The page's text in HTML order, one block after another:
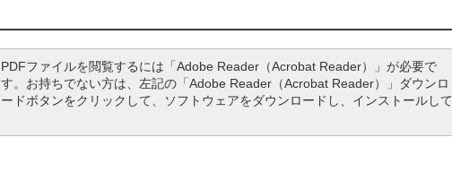
PDFファイルを閲覧するには「Adobe Reader（Acrobat Reader）」が必要で
す。お持ちでない方は、左記の「Adobe Reader（Acrobat Reader）」ダウンロ
ードボタンをクリックして、ソフトウェアをダウンロードし、インストールして